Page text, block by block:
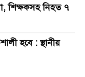
শিক্ষকসহ নিহত ৭
হবে : স্থানীয়